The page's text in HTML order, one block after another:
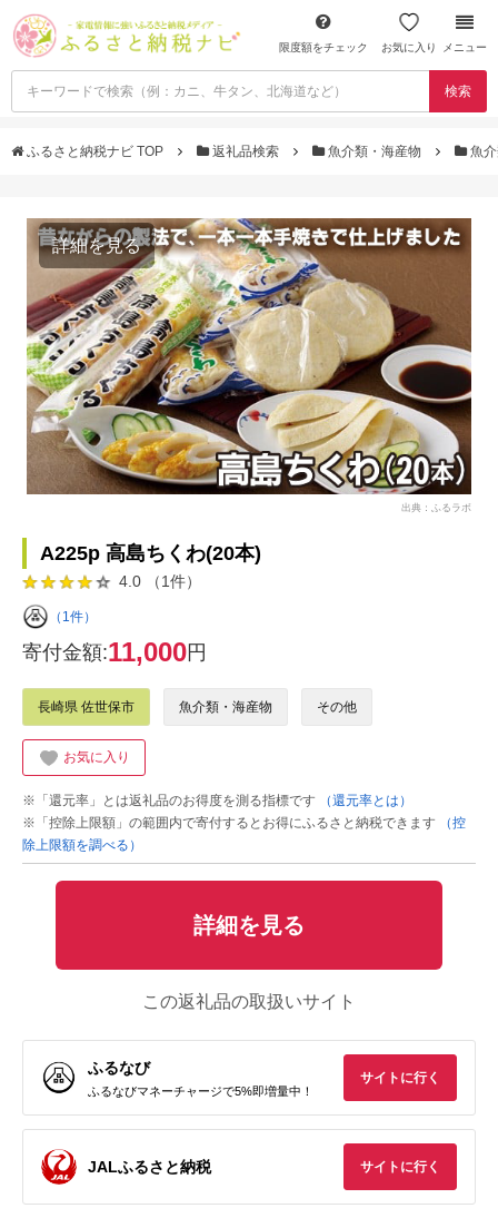
限度額をチェック お気に入り メニュー
検索
ふるさと納税ナビ TOP 返礼品検索 魚介類・海産物 魚介
詳細を見る
出典：ふるラボ
A225p 高島ちくわ(20本)
4.0 （1件）
（1件）
寄付金額:11,000円
長崎県 佐世保市 魚介類・海産物 その他
お気に入り
※「還元率」とは返礼品のお得度を測る指標です
（還元率とは）
※「控除上限額」の範囲内で寄付するとお得にふるさと納税できます
（控
除上限額を調べる）
詳細を見る
この返礼品の取扱いサイト
ふるなび
ふるなびマネーチャージで5%即増量中！
サイトに行く
JALふるさと納税 サイトに行く